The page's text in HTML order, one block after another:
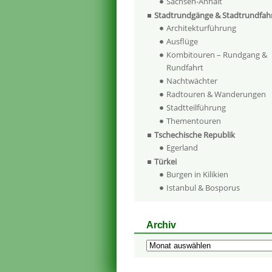
Stadtrundgänge &
Architekturführung
Ausflüge
Kombitouren – Rundgang &
Rundfahrt
Nachtwächter
Radtouren & Wanderungen
Stadtteilführung
Thementouren
Tschechische Republik
Egerland
Türkei
Burgen in Kilikien
Istanbul & Bosporus
Archiv
Archiv